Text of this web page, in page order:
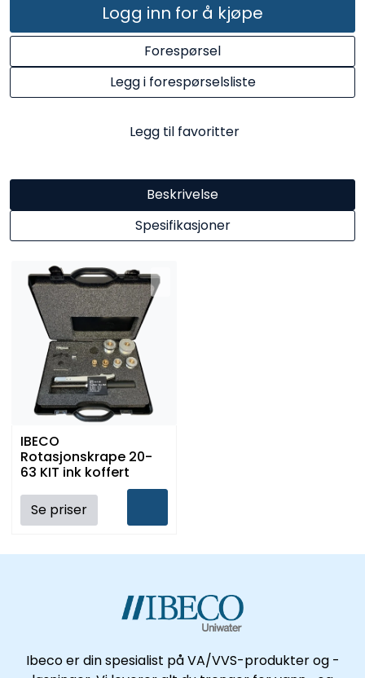
Logg inn for å kjøpe
Forespørsel
Legg i forespørselsliste
Legg til favoritter
Beskrivelse
Spesifikasjoner
IBECO
Rotasjonskrape 20-
63 KIT ink koffert
Se priser
Ibeco er din spesialist på VA/VVS-produkter og -